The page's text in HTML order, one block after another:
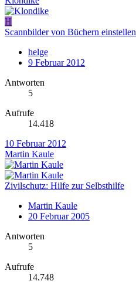
H
Scannbilder von Büchern einstellen
helge
9 Februar 2012
Antworten
5
Aufrufe
14.418
10 Februar 2012
Martin Kaule
Zivilschutz: Hilfe zur Selbsthilfe
Martin Kaule
20 Februar 2005
Antworten
5
Aufrufe
14.748